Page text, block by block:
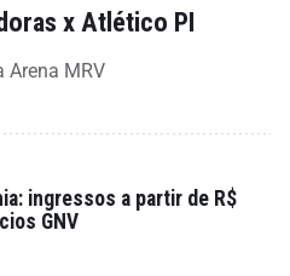
x Atlético PI
Arena MRV
ingressos a partir de R$
GNV